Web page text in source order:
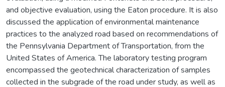
and objective evaluation, using the Eaton procedure. It is also
discussed the application of environmental maintenance
practices to the analyzed road based on recommendations of
the Pennsylvania Department of Transportation, from the
United States of America. The laboratory testing program
encompassed the geotechnical characterization of samples
collected in the subgrade of the road under study, as well as